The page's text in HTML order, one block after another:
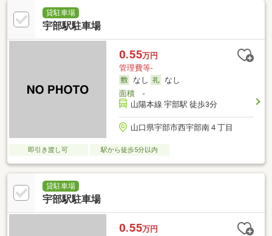
貸駐車場
宇部駅駐車場
0.55万円
管理費等-
なし
なし
面積-
山陽本線 宇部駅 徒歩3分
山口県宇部市西宇部南４丁目
即引き渡し可 駅から徒歩5分以内
貸駐車場
宇部駅駐車場
0.55万円